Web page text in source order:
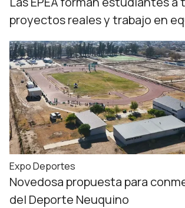
proyectos reales y trabajo en
Expo Deportes
Novedosa propuesta para
del Deporte Neuquino